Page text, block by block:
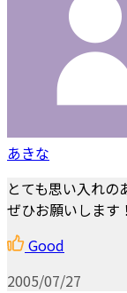
あきな
とても思い入れの
ぜひお願いします！
Good
2005/07/27